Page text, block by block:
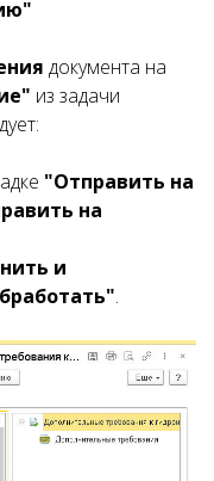
документа на
из задачи
"Отправить на
на
и
.